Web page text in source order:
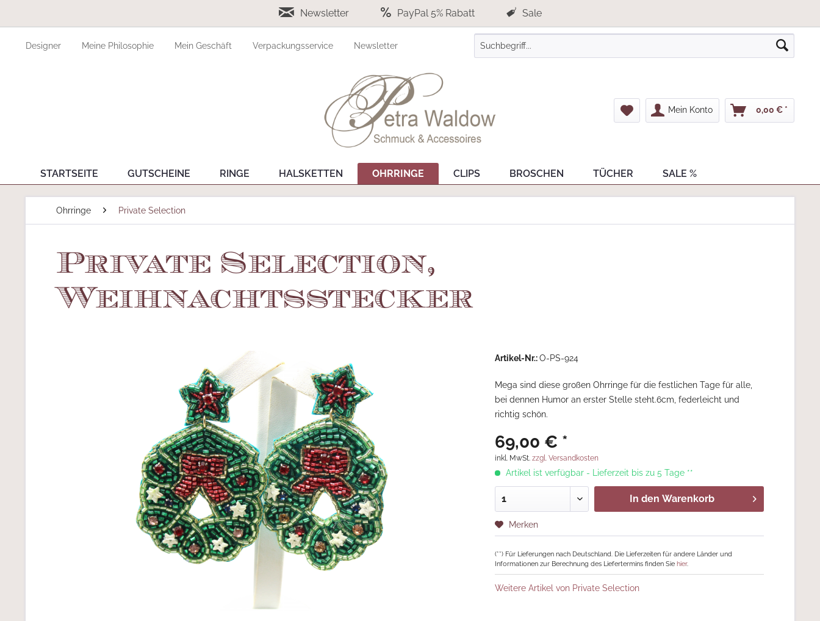
Newsletter PayPal 5% Rabatt Sale
Designer Meine Philosophie Mein Geschäft Verpackungsservice Newsletter
Mein Konto 0,00 € *
STARTSEITE GUTSCHEINE RINGE HALSKETTEN OHRRINGE CLIPS BROSCHEN TÜCHER SALE %
Ohrringe Private Selection
Private Selection,
Weihnachtsstecker
Artikel-Nr.:O-PS-924
Mega sind diese großen Ohrringe für die festlichen Tage für alle,
bei dennen Humor an erster Stelle steht.6cm, federleicht und
richtig schön.
69,00 € *
inkl. MwSt.zzgl. Versandkosten
Artikel ist verfügbar - Lieferzeit bis zu 5 Tage **
In den Warenkorb
Merken
(**) Für Lieferungen nach Deutschland. Die Lieferzeiten für andere Länder und
Informationen zur Berechnung des Liefertermins finden Siehier.
Weitere Artikel von Private Selection